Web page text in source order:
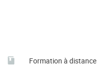
Formation à distance